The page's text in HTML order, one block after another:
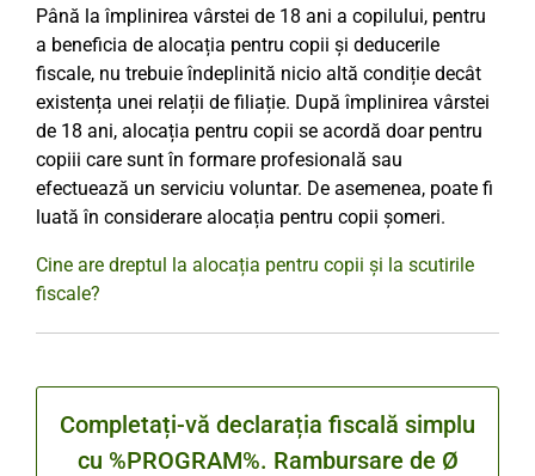
Până la împlinirea vârstei de 18 ani a copilului, pentru
a beneficia de alocația pentru copii și deducerile
fiscale, nu trebuie îndeplinită nicio altă condiție decât
existența unei relații de filiație. După împlinirea vârstei
de 18 ani, alocația pentru copii se acordă doar pentru
copiii care sunt în formare profesională sau
efectuează un serviciu voluntar. De asemenea, poate fi
luată în considerare alocația pentru copii șomeri.
Cine are dreptul la alocația pentru copii și la scutirile
fiscale?
Completați-vă declarația fiscală simplu
cu %PROGRAM%. Rambursare de Ø